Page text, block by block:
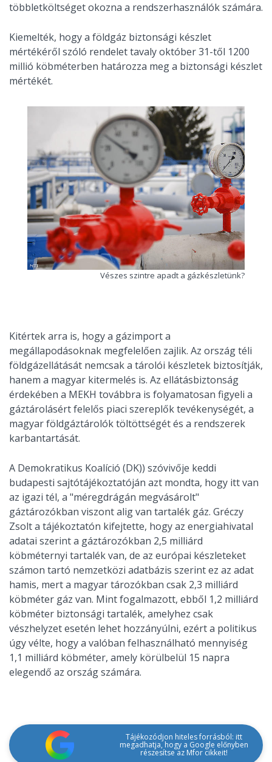
többletköltséget okozna a rendszerhasználók számára.
Kiemelték, hogy a földgáz biztonsági készlet
mértékéről szóló rendelet tavaly október 31-től 1200
millió köbméterben határozza meg a biztonsági készlet
mértékét.
Vészes szintre apadt a gázkészletünk?
Kitértek arra is, hogy a gázimport a
megállapodásoknak megfelelően zajlik. Az ország téli
földgázellátását nemcsak a tárolói készletek biztosítják,
hanem a magyar kitermelés is. Az ellátásbiztonság
érdekében a MEKH továbbra is folyamatosan figyeli a
gáztárolásért felelős piaci szereplők tevékenységét, a
magyar földgáztárolók töltöttségét és a rendszerek
karbantartását.
A Demokratikus Koalíció (DK)) szóvivője keddi
budapesti sajtótájékoztatóján azt mondta, hogy itt van
az igazi tél, a "méregdrágán megvásárolt"
gáztározókban viszont alig van tartalék gáz. Gréczy
Zsolt a tájékoztatón kifejtette, hogy az energiahivatal
adatai szerint a gáztározókban 2,5 milliárd
köbméternyi tartalék van, de az európai készleteket
számon tartó nemzetközi adatbázis szerint ez az adat
hamis, mert a magyar tározókban csak 2,3 milliárd
köbméter gáz van. Mint fogalmazott, ebből 1,2 milliárd
köbméter biztonsági tartalék, amelyhez csak
vészhelyzet esetén lehet hozzányúlni, ezért a politikus
úgy vélte, hogy a valóban felhasználható mennyiség
1,1 milliárd köbméter, amely körülbelül 15 napra
elegendő az ország számára.
Tájékozódjon hiteles forrásból: itt
megadhatja, hogy a Google előnyben
részesítse az Mfor cikkeit!